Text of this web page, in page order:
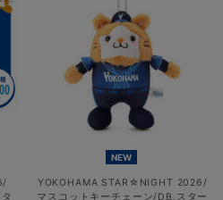
NEW
YOKOHAMA STAR☆NIGHT 2026/
マスコットキーチェーン/DB.スター